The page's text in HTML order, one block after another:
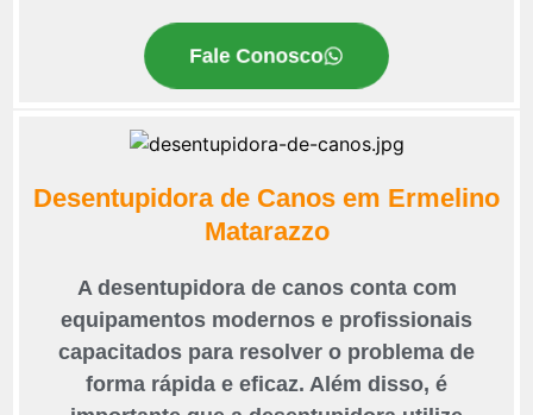
Fale Conosco
Desentupidora de Canos em Ermelino
Matarazzo
A desentupidora de canos conta com
equipamentos modernos e profissionais
capacitados para resolver o problema de
forma rápida e eficaz. Além disso, é